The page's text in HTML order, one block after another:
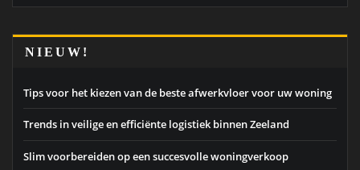
NIEUW!
Tips voor het kiezen van de beste afwerkvloer voor uw woning
Trends in veilige en efficiënte logistiek binnen Zeeland
Slim voorbereiden op een succesvolle woningverkoop